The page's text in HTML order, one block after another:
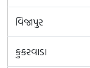
વિજાપુર
કુકરવાડા